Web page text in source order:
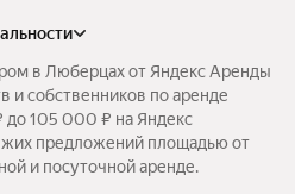
в Люберцах от Яндекс Аренды
и собственников по аренде
до 105 000 ₽ на Яндекс
предложений площадью от
и посуточной аренде.